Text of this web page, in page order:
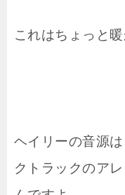
これはちょっと
ヘイリーの音源
クトラックのア